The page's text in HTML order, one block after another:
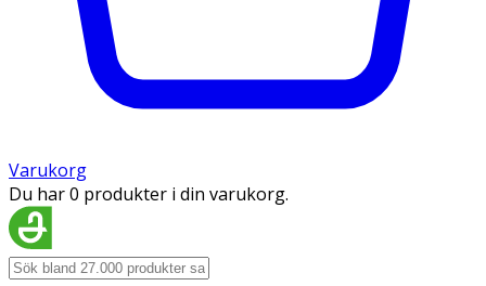
Varukorg
Du har 0 produkter i din varukorg.